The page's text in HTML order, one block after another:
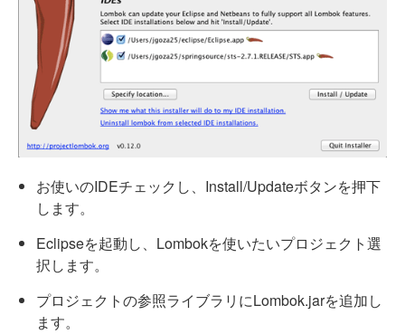
お使いのIDEチェックし、Install/Updateボタンを押下
します。
Eclipseを起動し、Lombokを使いたいプロジェクト選
択します。
プロジェクトの参照ライブラリにLombok.jarを追加し
ます。